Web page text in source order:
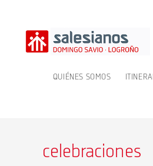
contenido
QUIÉNES SOMOS
celebraciones